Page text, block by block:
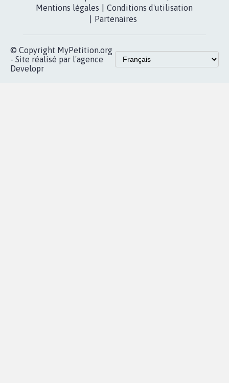
Mentions légales
Conditions d'utilisation
Partenaires
© Copyright MyPetition.org
- Site réalisé par l'agence
Developr